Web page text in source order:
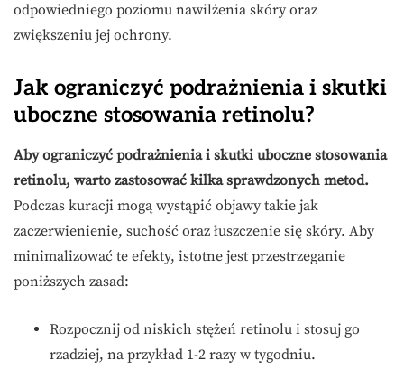
odpowiedniego poziomu nawilżenia skóry oraz
zwiększeniu jej ochrony.
Jak ograniczyć podrażnienia i skutki
uboczne stosowania retinolu?
Aby ograniczyć podrażnienia i skutki uboczne stosowania
retinolu, warto zastosować kilka sprawdzonych metod.
Podczas kuracji mogą wystąpić objawy takie jak
zaczerwienienie, suchość oraz łuszczenie się skóry. Aby
minimalizować te efekty, istotne jest przestrzeganie
poniższych zasad:
Rozpocznij od niskich stężeń retinolu i stosuj go
rzadziej, na przykład 1-2 razy w tygodniu.